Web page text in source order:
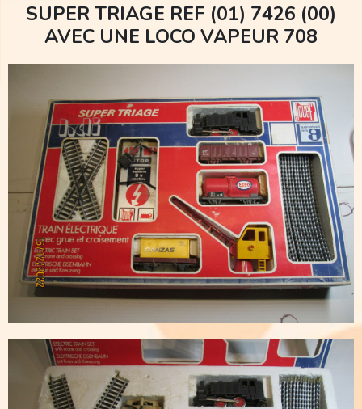
SUPER TRIAGE REF (01) 7426 (00)
AVEC UNE LOCO VAPEUR 708